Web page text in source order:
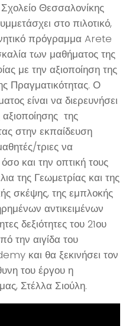
Θεσσαλονίκης
στο πιλοτικό,
πρόγραμμα Arete
των μαθήματος της
με την αξιοποίηση της
Πραγματικότητας. Ο
είναι να διερευνήσει
της
στην εκπαίδευση
τριες να
και την οπτική τους
της Γεωμετρίας και της
σκέψης, της εμπλοκής
αντικειμένων
δεξιότητες του 21ου
την αιγίδα του
και θα ξεκινήσει τον
του έργου η
Στέλλα Σιούλη.